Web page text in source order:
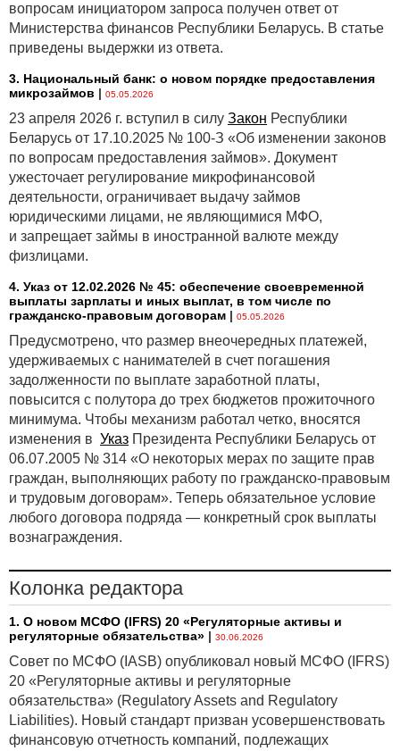
вопросам инициатором запроса получен ответ от
Министерства финансов Республики Беларусь. В статье
приведены выдержки из ответа.
3. Национальный банк: о новом порядке предоставления
микрозаймов | 05.05.2026
23 апреля 2026 г. вступил в силу Закон Республики
Беларусь от 17.10.2025 № 100-З «Об изменении законов
по вопросам предоставления займов». Документ
ужесточает регулирование микрофинансовой
деятельности, ограничивает выдачу займов
юридическими лицами, не являющимися МФО,
и запрещает займы в иностранной валюте между
физлицами.
4. Указ от 12.02.2026 № 45: обеспечение своевременной
выплаты зарплаты и иных выплат, в том числе по
гражданско-правовым договорам | 05.05.2026
Предусмотрено, что размер внеочередных платежей,
удерживаемых с нанимателей в счет погашения
задолженности по выплате заработной платы,
повысится с полутора до трех бюджетов прожиточного
минимума. Чтобы механизм работал четко, вносятся
изменения в Указ Президента Республики Беларусь от
06.07.2005 № 314 «О некоторых мерах по защите прав
граждан, выполняющих работу по гражданско-правовым
и трудовым договорам». Теперь обязательное условие
любого договора подряда — конкретный срок выплаты
вознаграждения.
Колонка редактора
1. О новом МСФО (IFRS) 20 «Регуляторные активы и
регуляторные обязательства» | 30.06.2026
Совет по МСФО (IASB) опубликовал новый МСФО (IFRS)
20 «Регуляторные активы и регуляторные
обязательства» (Regulatory Assets and Regulatory
Liabilities). Новый стандарт призван усовершенствовать
финансовую отчетность компаний, подлежащих